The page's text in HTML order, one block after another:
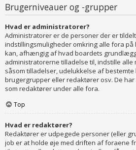
Brugerniveauer og -grupper
Hvad er administratorer?
Administratorer er de personer der er
indstillingsmuligheder omkring alle fora
kan, afhængig af hvad boardets
administratorerne tilladelse til, indstille alle
såsom tilladelser, udelukkelse af
brugergrupper eller redaktører osv. De
som redaktører under alle fora.
Top
Hvad er redaktører?
Redaktører er udpegede personer (eller
job er at holde øje med driften af foraene